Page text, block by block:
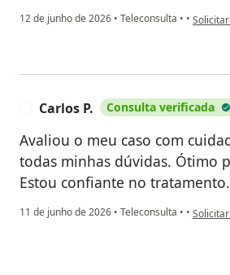
12 de junho de 2026 • Teleconsulta • • na
Carlos P. Consulta verificada
Avaliou o meu caso com
todas minhas dúvidas. Ótimo
Estou confiante no tratamento.
11 de junho de 2026 • Teleconsulta • • na